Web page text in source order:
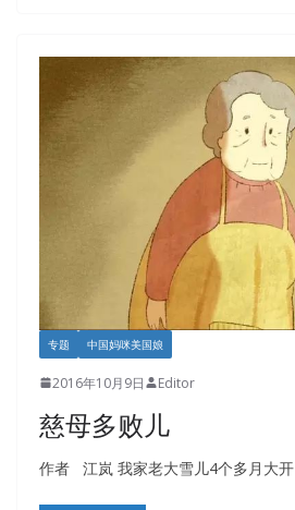
专题 中国妈咪美国娘
2016年10月9日 Editor
慈母多败儿
作者 江岚 我家老大雪儿4个多月大开